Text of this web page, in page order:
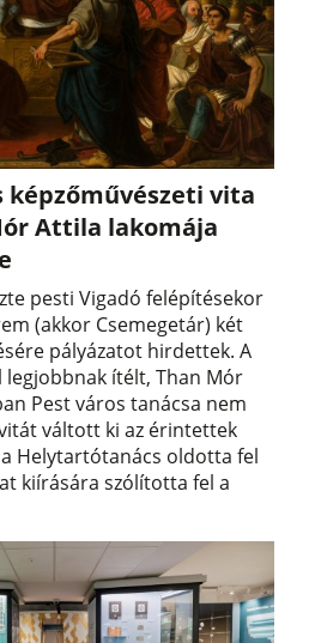
képzőművészeti vita
Attila lakomája
pesti Vigadó felépítésekor
(akkor Csemegetár) két
pályázatot hirdettek. A
ítélt, Than Mór
Pest város tanácsa nem
váltott ki az érintettek
Helytartótanács oldotta fel
kiírására szólította fel a